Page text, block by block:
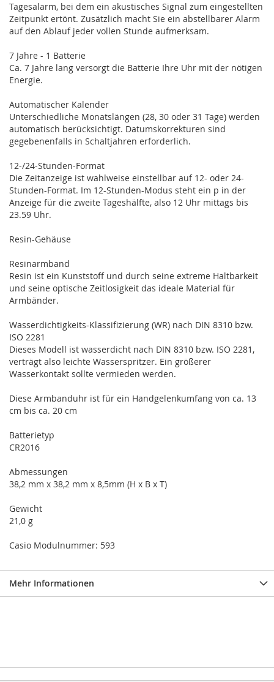
Tagesalarm, bei dem ein akustisches Signal zum eingestellten
Zeitpunkt ertönt. Zusätzlich macht Sie ein abstellbarer Alarm
auf den Ablauf jeder vollen Stunde aufmerksam.
7 Jahre - 1 Batterie
Ca. 7 Jahre lang versorgt die Batterie Ihre Uhr mit der nötigen
Energie.
Automatischer Kalender
Unterschiedliche Monatslängen (28, 30 oder 31 Tage) werden
automatisch berücksichtigt. Datumskorrekturen sind
gegebenenfalls in Schaltjahren erforderlich.
12-/24-Stunden-Format
Die Zeitanzeige ist wahlweise einstellbar auf 12- oder 24-
Stunden-Format. Im 12-Stunden-Modus steht ein p in der
Anzeige für die zweite Tageshälfte, also 12 Uhr mittags bis
23.59 Uhr.
Resin-Gehäuse
Resinarmband
Resin ist ein Kunststoff und durch seine extreme Haltbarkeit
und seine optische Zeitlosigkeit das ideale Material für
Armbänder.
Wasserdichtigkeits-Klassifizierung (WR) nach DIN 8310 bzw.
ISO 2281
Dieses Modell ist wasserdicht nach DIN 8310 bzw. ISO 2281,
verträgt also leichte Wasserspritzer. Ein größerer
Wasserkontakt sollte vermieden werden.
Diese Armbanduhr ist für ein Handgelenkumfang von ca. 13
cm bis ca. 20 cm
Batterietyp
CR2016
Abmessungen
38,2 mm x 38,2 mm x 8,5mm (H x B x T)
Gewicht
21,0 g
Casio Modulnummer: 593
Mehr Informationen